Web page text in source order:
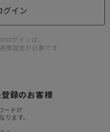
イン
ログインは、
携設定が必要です
録のお客様
ードが
ます。